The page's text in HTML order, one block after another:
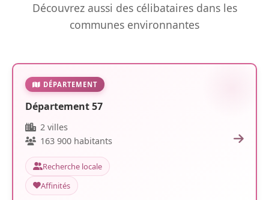
Découvrez aussi des célibataires dans les
communes environnantes
DÉPARTEMENT
Département 57
2 villes
163 900 habitants
Recherche locale
Affinités